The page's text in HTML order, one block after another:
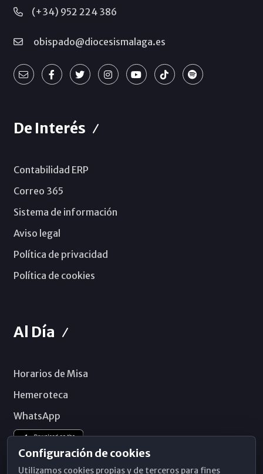
(+34) 952 224 386
obispado@diocesismalaga.es
De Interés
Contabilidad ERP
Correo 365
Sistema de información
Aviso legal
Política de privacidad
Política de cookies
Al Día
Horarios de Misa
Hemeroteca
WhatsApp
Configuración de cookies
Utilizamos cookies propias y de terceros para fines